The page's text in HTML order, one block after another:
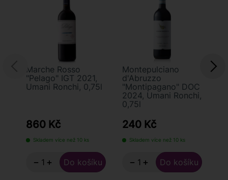
Marche Rosso
"Pelago" IGT 2021,
Umani Ronchi, 0,75l
860 Kč
Skladem více než 10 ks
− +
Montepulciano
d'Abruzzo
"Montipagano" DOC
2024, Umani Ronchi,
0,75l
240 Kč
Skladem více než 10 ks
− +